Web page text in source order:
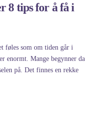
8 tips for å få i
føles som om tiden går i
enormt. Mange begynner da
på. Det finnes en rekke